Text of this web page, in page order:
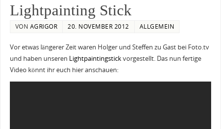
Lightpainting Stick
VON AGRIGOR 20. NOVEMBER 2012 ALLGEMEIN
Vor etwas längerer Zeit waren Holger und Steffen zu Gast bei Foto.tv
und haben unseren Lightpaintingstickvorgestellt. Das nun fertige
Video könnt ihr euch hier anschauen: